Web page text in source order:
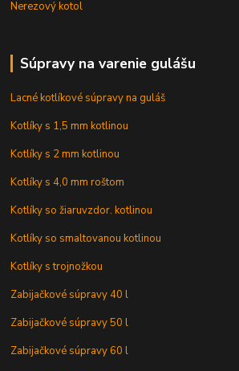
Nerezový kotol
Súpravy na varenie gulášu
Lacné kotlíkové súpravy na guláš
Kotlíky s 1,5 mm kotlinou
Kotlíky s 2 mm kotlinou
Kotlíky s 4,0 mm roštom
Kotlíky so žiaruvzdor. kotlinou
Kotlíky so smaltovanou kotlinou
Kotlíky s trojnožkou
Zabijačkové súpravy 40 l
Zabijačkové súpravy 50 l
Zabijačkové súpravy 60 l